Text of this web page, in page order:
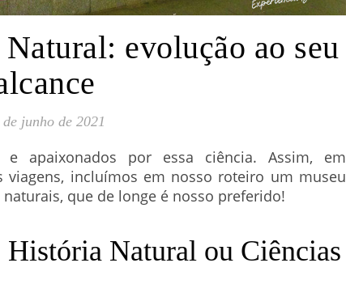
evolução ao seu
de junho de 2021
apaixonados por essa ciência. Assim, em
viagens, incluímos em nosso roteiro um museu
que de longe é nosso preferido!
História Natural ou Ciências